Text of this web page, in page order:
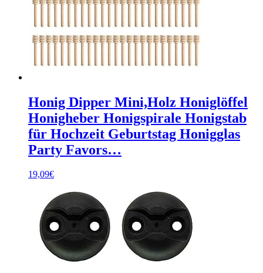
Honig Dipper Mini,Holz Honiglöffel
Honigheber Honigspirale Honigstab
für Hochzeit Geburtstag Honigglas
Party Favors…
19,09€